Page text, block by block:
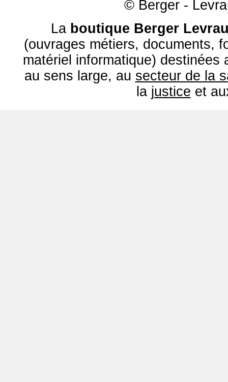
© Berger -
La boutique Berger
(ouvrages métiers, documents,
matériel informatique) destinées
au sens large, au secteur de la
la justice et